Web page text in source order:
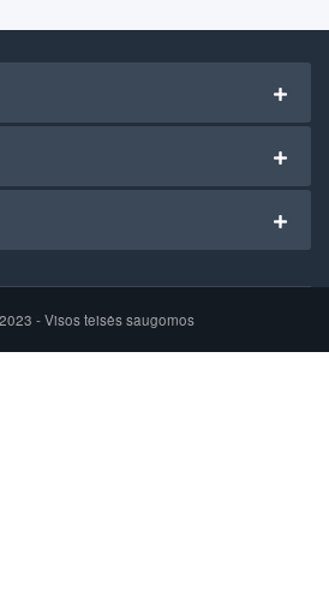
- Visos teisės saugomos